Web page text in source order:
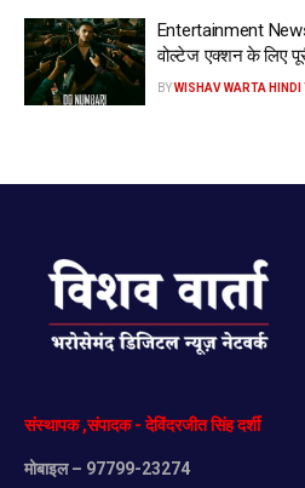
Entertainment
वोल्टेज एक्शन के लिए
BYWISHAV WARTA HINDI
संस्थापक,संपादक-देविंदरजीतसिंहदर्शी
मोबाइल– 97799-23274